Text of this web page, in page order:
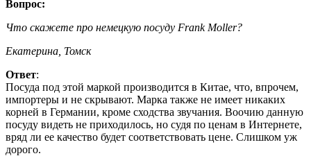
Вопрос:
Что скажете про немецкую посуду Frank Moller?
Екатерина, Томск
Ответ:
Посуда под этой маркой производится в Китае, что, впрочем,
импортеры и не скрывают. Марка также не имеет никаких
корней в Германии, кроме сходства звучания. Воочию данную
посуду видеть не приходилось, но судя по ценам в Интернете,
вряд ли ее качество будет соответствовать цене. Слишком уж
дорого.